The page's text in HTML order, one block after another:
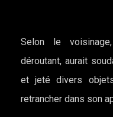
Selon le
déroutant, aurait
et jeté divers
retrancher dans son